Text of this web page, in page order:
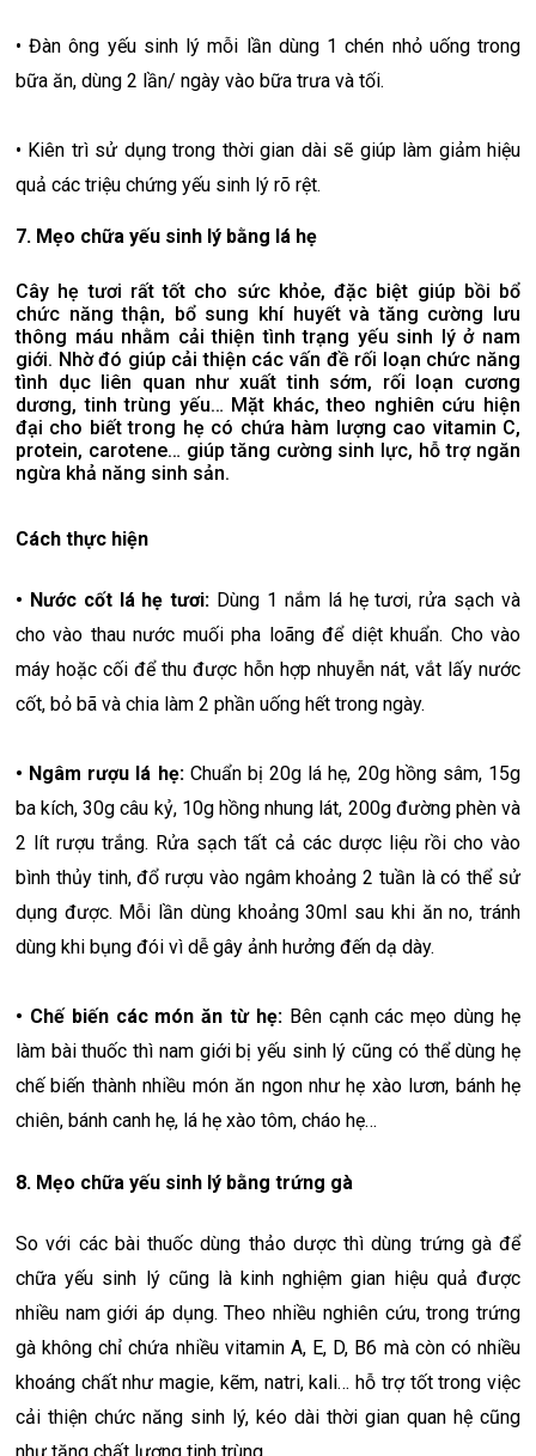
• Đàn ông yếu sinh lý mỗi lần dùng 1 chén nhỏ uống trong
bữa ăn, dùng 2 lần/ ngày vào bữa trưa và tối.
• Kiên trì sử dụng trong thời gian dài sẽ giúp làm giảm hiệu
quả các triệu chứng yếu sinh lý rõ rệt.
7. Mẹo chữa yếu sinh lý bằng lá hẹ
Cây hẹ tươi rất tốt cho sức khỏe, đặc biệt giúp bồi bổ
chức năng thận, bổ sung khí huyết và tăng cường lưu
thông máu nhằm cải thiện tình trạng yếu sinh lý ở nam
giới. Nhờ đó giúp cải thiện các vấn đề rối loạn chức năng
tình dục liên quan như xuất tinh sớm, rối loạn cương
dương, tinh trùng yếu… Mặt khác, theo nghiên cứu hiện
đại cho biết trong hẹ có chứa hàm lượng cao vitamin C,
protein, carotene… giúp tăng cường sinh lực, hỗ trợ ngăn
ngừa khả năng sinh sản.
Cách thực hiện
• Nước cốt lá hẹ tươi: Dùng 1 nắm lá hẹ tươi, rửa sạch và
cho vào thau nước muối pha loãng để diệt khuẩn. Cho vào
máy hoặc cối để thu được hỗn hợp nhuyễn nát, vắt lấy nước
cốt, bỏ bã và chia làm 2 phần uống hết trong ngày.
• Ngâm rượu lá hẹ:Chuẩn bị 20g lá hẹ, 20g hồng sâm, 15g
ba kích, 30g câu kỷ, 10g hồng nhung lát, 200g đường phèn và
2 lít rượu trắng. Rửa sạch tất cả các dược liệu rồi cho vào
bình thủy tinh, đổ rượu vào ngâm khoảng 2 tuần là có thể sử
dụng được. Mỗi lần dùng khoảng 30ml sau khi ăn no, tránh
dùng khi bụng đói vì dễ gây ảnh hưởng đến dạ dày.
• Chế biến các món ăn từ hẹ: Bên cạnh các mẹo dùng hẹ
làm bài thuốc thì nam giới bị yếu sinh lý cũng có thể dùng hẹ
chế biến thành nhiều món ăn ngon như hẹ xào lươn, bánh hẹ
chiên, bánh canh hẹ, lá hẹ xào tôm, cháo hẹ…
8. Mẹo chữa yếu sinh lý bằng trứng gà
So với các bài thuốc dùng thảo dược thì dùng trứng gà để
chữa yếu sinh lý cũng là kinh nghiệm gian hiệu quả được
nhiều nam giới áp dụng. Theo nhiều nghiên cứu, trong trứng
gà không chỉ chứa nhiều vitamin A, E, D, B6 mà còn có nhiều
khoáng chất như magie, kẽm, natri, kali… hỗ trợ tốt trong việc
cải thiện chức năng sinh lý, kéo dài thời gian quan hệ cũng
như tăng chất lượng tinh trùng.